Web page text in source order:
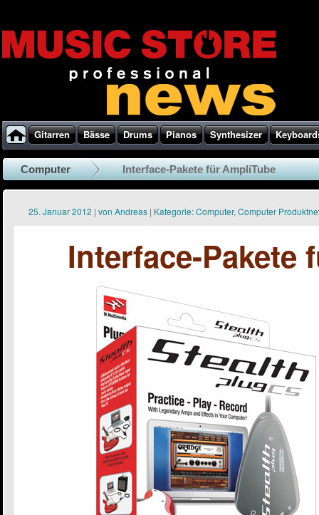
Gitarren Bässe Drums Pianos Synthesizer
Computer Interface-Pakete für AmpliTube
25. Januar 2012 | von Andreas | Kategorie:Computer, Computer
Interface-Pakete